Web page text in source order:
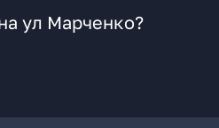
ул Марченко?